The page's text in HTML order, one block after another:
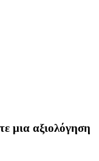
μια αξιολόγηση